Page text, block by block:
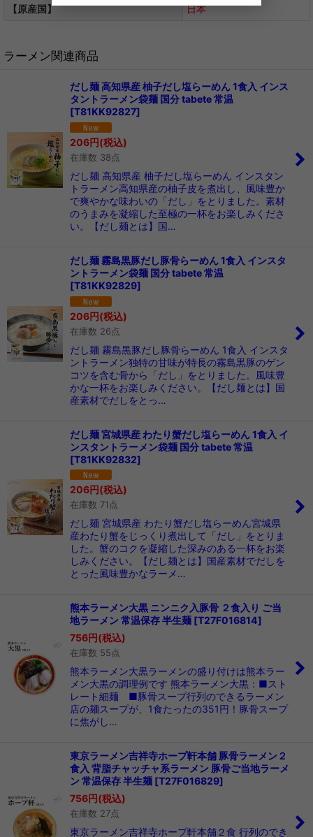
【原産国】
日本
ラーメン関連商品
だし麺 高知県産 柚子だし塩らーめん 1食入 インス
タントラーメン袋麺 国分 tabete 常温
[T81KK92827]
206円(税込)
在庫数 38点
だし麺 高知県産 柚子だし塩らーめん インスタン
トラーメン高知県産の柚子皮を煮出し、風味豊か
で爽やかな味わいの「だし」をとりました。素材
のうまみを凝縮した至極の一杯をお楽しみくださ
い。【だし麺とは】国…
だし麺 霧島黒豚だし豚骨らーめん 1食入 インスタ
ントラーメン袋麺 国分 tabete 常温
[T81KK92829]
206円(税込)
在庫数 26点
だし麺 霧島黒豚だし豚骨らーめん 1食入 インスタ
ントラーメン独特の甘味が特長の霧島黒豚のゲン
コツを含む骨から「だし」をとりました。風味豊
かな一杯をお楽しみください。【だし麺とは】国
産素材でだしをとっ…
だし麺 宮城県産 わたり蟹だし塩らーめん 1食入 イ
ンスタントラーメン袋麺 国分 tabete 常温
[T81KK92832]
206円(税込)
在庫数 71点
だし麺 宮城県産 わたり蟹だし塩らーめん宮城県
産わたり蟹をじっくり煮出して「だし」をとりま
した。蟹のコクを凝縮した深みのある一杯をお楽
しみください。【だし麺とは】国産素材でだしを
とった風味豊かなラーメ…
熊本ラーメン大黒 ニンニク入豚骨 ２食入り ご当
地ラーメン 常温保存 半生麺 [T27F016814]
756円(税込)
在庫数 55点
熊本ラーメン大黒ラーメンの盛り付けは熊本ラー
メン大黒の調理例です 熊本ラーメン大黒：■スト
レート細麺 ■豚骨スープ行列のできるラーメン
店の麺スープが、1食たったの351円！豚骨スープ
に焦がし…
東京ラーメン吉祥寺ホープ軒本舗 豚骨ラーメン２
食入 背脂チャッチャ系ラーメン 豚骨ご当地ラーメ
ン 常温保存 半生麺 [T27F016829]
756円(税込)
在庫数 27点
東京ラーメン吉祥寺ホープ軒本舗２食 行列のでき